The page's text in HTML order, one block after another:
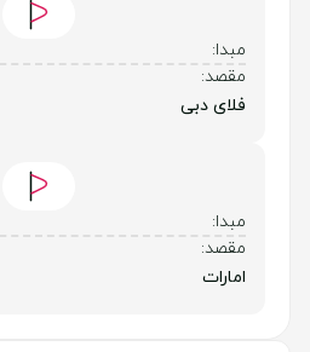
مبدا:
مقصد:
فلای دبی
مبدا:
مقصد:
امارات